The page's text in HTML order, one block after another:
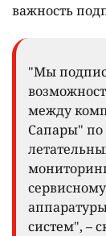
важность
"Мы
между
Сапары" по
систем", –